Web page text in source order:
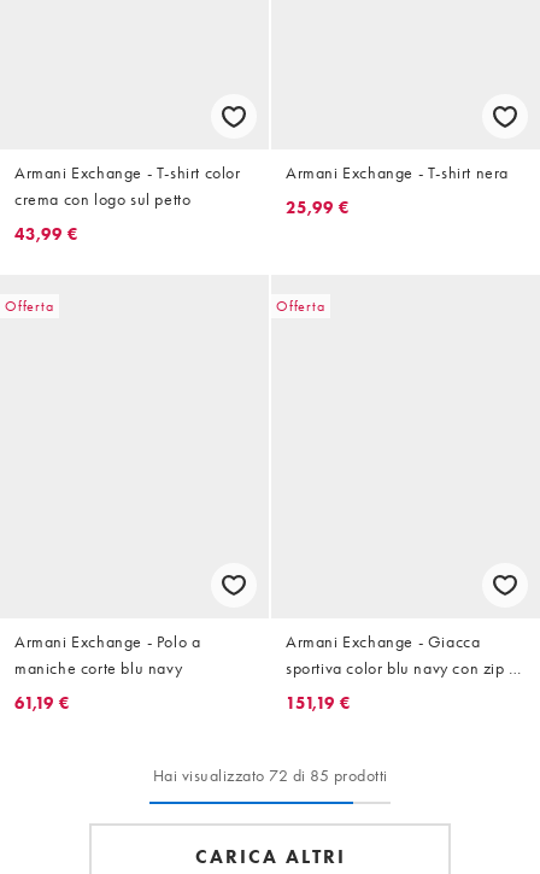
Armani Exchange - T-shirt color
crema con logo sul petto
43,99 €
Armani Exchange - T-shirt nera
25,99 €
Offerta
Armani Exchange - Polo a
maniche corte blu navy
61,19 €
Offerta
Armani Exchange - Giacca
sportiva color blu navy con zip in
coordinato
151,19 €
Hai visualizzato 72 di 85 prodotti
CARICA ALTRI